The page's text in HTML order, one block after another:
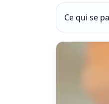
Ce qui se